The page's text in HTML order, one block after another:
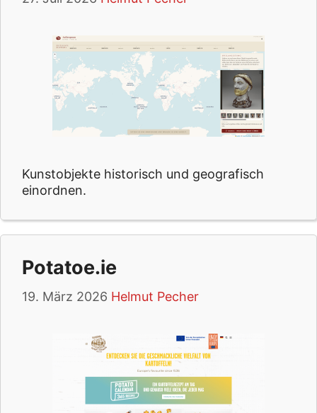
Kunstobjekte historisch und geografisch
einordnen.
Potatoe.ie
19. März 2026 Helmut Pecher